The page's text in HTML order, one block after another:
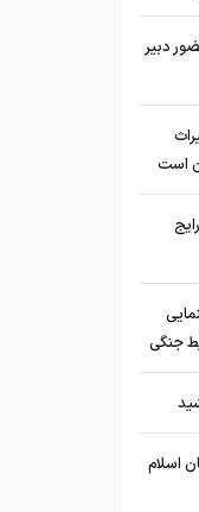
دبیر
است
جنگی
اسلام